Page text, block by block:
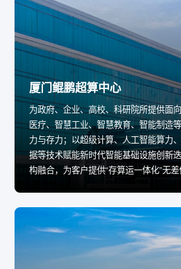
厦门鲲鹏超算中心
为政府、企业、高校、科研院所提供面
医疗、智慧工业、智慧教育、智能制造
力与存力；以超级计算、人工智能算力
据等技术赋能新时代智能基础设施创新
构融合，为客户提供“存算运一体化”无差